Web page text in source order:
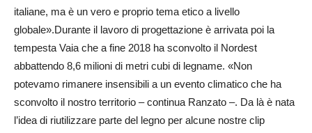
italiane, ma è un vero e proprio tema etico a livello
globale».Durante il lavoro di progettazione è arrivata poi la
tempesta Vaia che a fine 2018 ha sconvolto il Nordest
abbattendo 8,6 milioni di metri cubi di legname. «Non
potevamo rimanere insensibili a un evento climatico che ha
sconvolto il nostro territorio – continua Ranzato –. Da là è nata
l’idea di riutilizzare parte del legno per alcune nostre clip